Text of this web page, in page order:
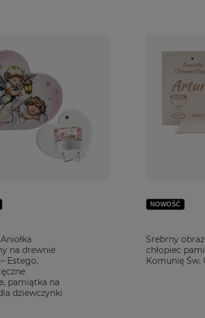
chrześcijańskiej w każdym domu.
stronie projekty i dodaj do nich dowolny tekst,
na drewnie
Estego,
pamiątka na
dziewczynki
NOWOŚĆ
Srebrny
chłopiec
Komunię Św.